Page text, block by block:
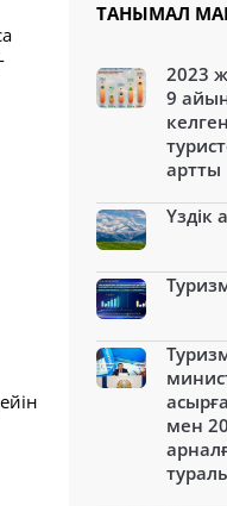
ТАНЫМАЛ
2023
9
артты
Үздік
мен